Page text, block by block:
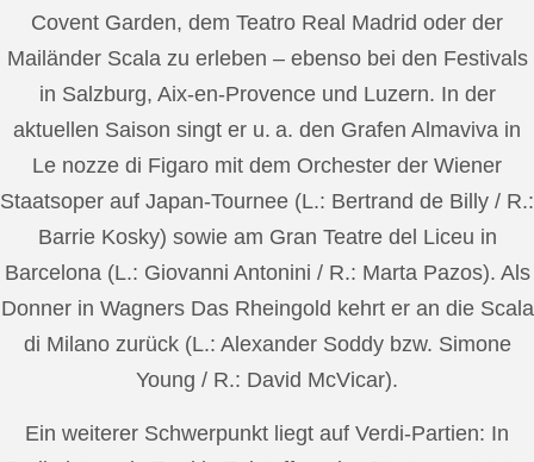
Covent Garden, dem Teatro Real Madrid oder der
Mailänder Scala zu erleben – ebenso bei den Festivals
in Salzburg, Aix-en-Provence und Luzern. In der
aktuellen Saison singt er u. a. den Grafen Almaviva in
Le nozze di Figaro mit dem Orchester der Wiener
Staatsoper auf Japan-Tournee (L.: Bertrand de Billy / R.:
Barrie Kosky) sowie am Gran Teatre del Liceu in
Barcelona (L.: Giovanni Antonini / R.: Marta Pazos). Als
Donner in Wagners Das Rheingold kehrt er an die Scala
di Milano zurück (L.: Alexander Soddy bzw. Simone
Young / R.: David McVicar).
Ein weiterer Schwerpunkt liegt auf Verdi-Partien: In